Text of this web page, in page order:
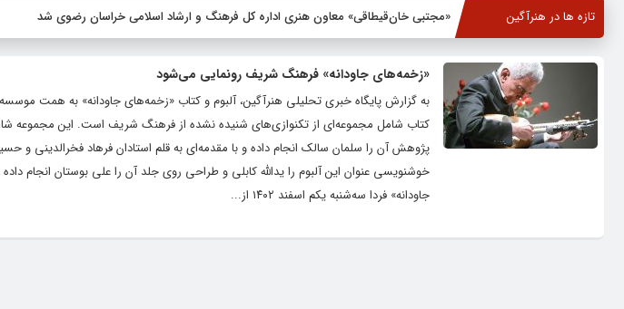
تازه ها در هنرآگین «مجتبی خان‌قیطاقی» معاون هنری اداره کل فرهنگ و ارشاد اسلامی خراسان رضوی شد
«زخمه‌های جاودانه» فرهنگ شریف رونمایی می‌شود
به گزارش پایگاه خبری تحلیلی هنرآگین، آلبوم و کتاب «زخمه‌های جاودانه‌» به همت
کتاب شامل مجموعه‌ای از تکنوازی‌های شنیده نشده از فرهنگ شریف است. این مجموعه
پژوهش آن را سلمان سالک انجام داده و با مقدمه‌ای به قلم استادان فرهاد
خوشنویسی عنوان این آلبوم را یدالله کابلی و طراحی روی جلد آن را علی بوستان انجام
جاودانه‌» فردا سه‌شنبه یکم اسفند ۱۴۰۲ از...